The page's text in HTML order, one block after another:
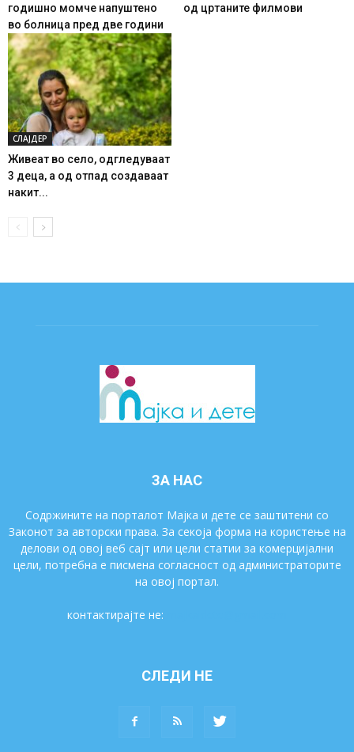
годишно момче напуштено
во болница пред две години
од цртаните филмови
СЛАЈДЕР
Живеат во село, одгледуваат
3 деца, а од отпад создаваат
накит...
ЗА НАС
Содржините на порталот Мајка и дете се заштитени со
Законот за авторски права. За секоја форма на користење на
делови од овој веб сајт или цели статии за комерцијални
цели, потребна е писмена согласност од администраторите
на овој портал.
контактирајте не:
СЛЕДИ НЕ